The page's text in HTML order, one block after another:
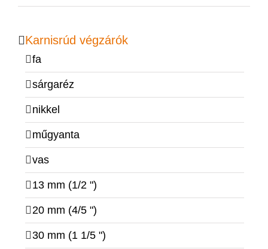
Karnisrúd végzárók
fa
sárgaréz
nikkel
műgyanta
vas
13 mm (1/2 ")
20 mm (4/5 ")
30 mm (1 1/5 ")